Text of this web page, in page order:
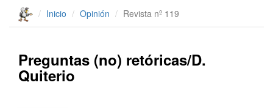
Inicio Opinión Revista nº 119
Preguntas (no) retóricas/D.
Quiterio